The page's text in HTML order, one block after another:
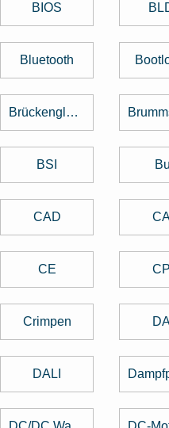
BIOS
Bluetooth
Brückengleichrichter
BSI
CAD
CE
Crimpen
DALI